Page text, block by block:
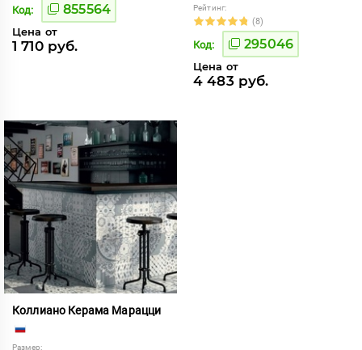
Код: 855564
Цена от
1 710 руб.
Рейтинг:
(8)
Код: 295046
Цена от
4 483 руб.
Коллиано Керама Марацци
Размер: